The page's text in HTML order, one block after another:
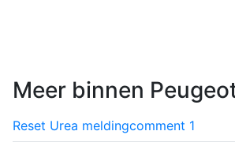
Meer binnen
Reset Urea meldingcomment 1